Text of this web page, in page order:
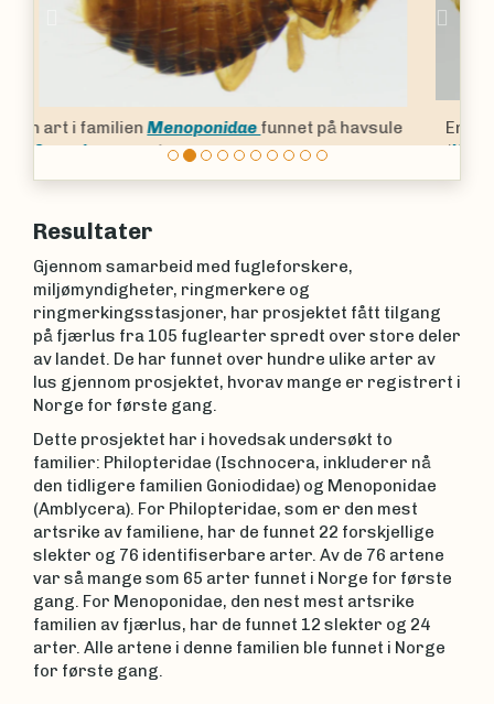
En art i familienPhilopteridaefunnet på låvesvale
(Hirundo rustica).
Previous
Resultater
Gjennom samarbeid med fugleforskere,
miljømyndigheter, ringmerkere og
ringmerkingsstasjoner, har prosjektet fått tilgang
på fjærlus fra 105 fuglearter spredt over store deler
av landet. De har funnet over hundre ulike arter av
lus gjennom prosjektet, hvorav mange er registrert i
Norge for første gang.
Dette prosjektet har i hovedsak undersøkt to
familier: Philopteridae (Ischnocera, inkluderer nå
den tidligere familien Goniodidae) og Menoponidae
(Amblycera). For Philopteridae, som er den mest
artsrike av familiene, har de funnet 22 forskjellige
slekter og 76 identifiserbare arter. Av de 76 artene
var så mange som 65 arter funnet i Norge for første
gang. For Menoponidae, den nest mest artsrike
familien av fjærlus, har de funnet 12 slekter og 24
arter. Alle artene i denne familien ble funnet i Norge
for første gang.